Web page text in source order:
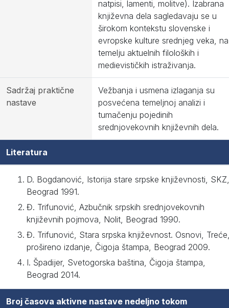
natpisi, lamenti, molitve). Izabrana
književna dela sagledavaju se u
širokom kontekstu slovenske i
evropske kulture srednjeg veka, na
temelju aktuelnih filoloških i
medievističkih istraživanja.
Sadržaj praktične
nastave
Vežbanja i usmena izlaganja su
posvećena temeljnoj analizi i
tumačenju pojedinih
srednjovekovnih književnih dela.
Literatura
D. Bogdanović, Istorija stare srpske književnosti, SKZ,
Beograd 1991.
Đ. Trifunović, Azbučnik srpskih srednjovekovnih
književnih pojmova, Nolit, Beograd 1990.
Đ. Trifunović, Stara srpska književnost. Osnovi,
prošireno izdanje, Čigoja štampa, Beograd 2009.
I. Špadijer, Svetogorska baština, Čigoja štampa,
Beograd 2014.
Broj časova aktivne nastave nedeljno tokom